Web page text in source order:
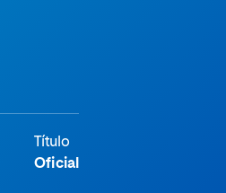
Título
Oficial